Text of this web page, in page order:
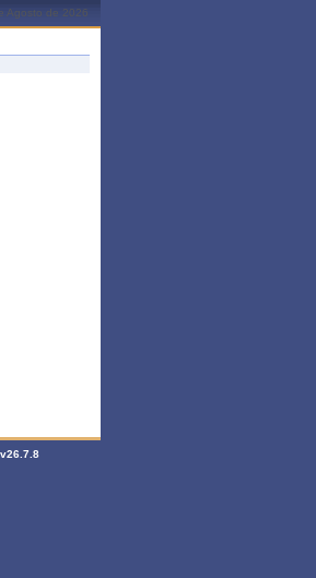
Agosto de 2026
v26.7.8